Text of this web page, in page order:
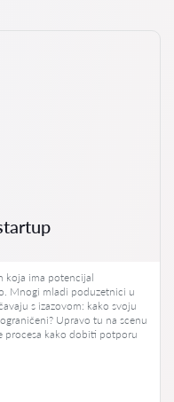
koja ima potencijal
Mnogi mladi poduzetnici u
s izazovom: kako svoju
Upravo tu na scenu
procesa kako dobiti potporu